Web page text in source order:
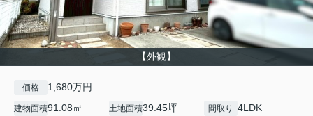
【外観】
価格 1,680万円
建物面積91.08㎡ 土地面積39.45坪
間取り 4LDK